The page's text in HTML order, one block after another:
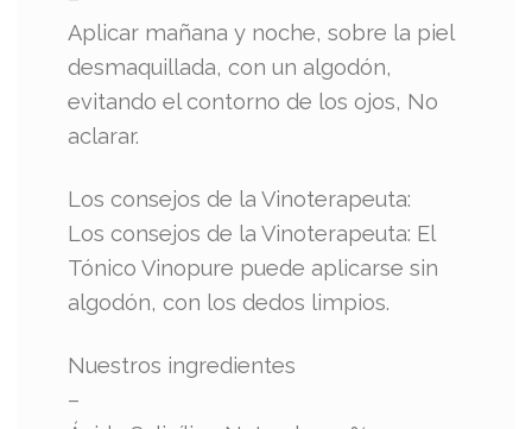
Aplicar mañana y noche, sobre la piel
desmaquillada, con un algodón,
evitando el contorno de los ojos, No
aclarar.
Los consejos de la Vinoterapeuta:
Los consejos de la Vinoterapeuta: El
Tónico Vinopure puede aplicarse sin
algodón, con los dedos limpios.
Nuestros ingredientes
–